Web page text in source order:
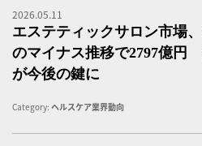
2026.05.11
エステティックサロン市場
のマイナス推移で2797億円
が今後の鍵に
Category: ヘルスケア業界動向